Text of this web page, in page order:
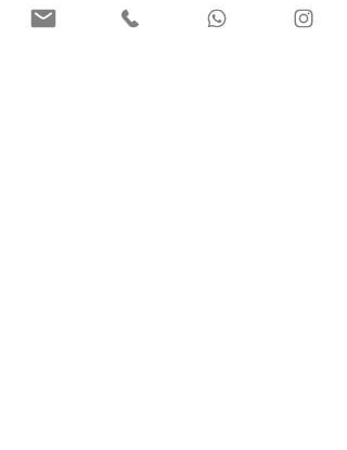
Viele Übungen lassen sich direkt in den